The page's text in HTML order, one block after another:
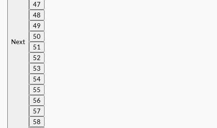
Next
47
48
49
50
51
52
53
54
55
56
57
58